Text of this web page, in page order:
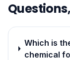
Which is
chemical